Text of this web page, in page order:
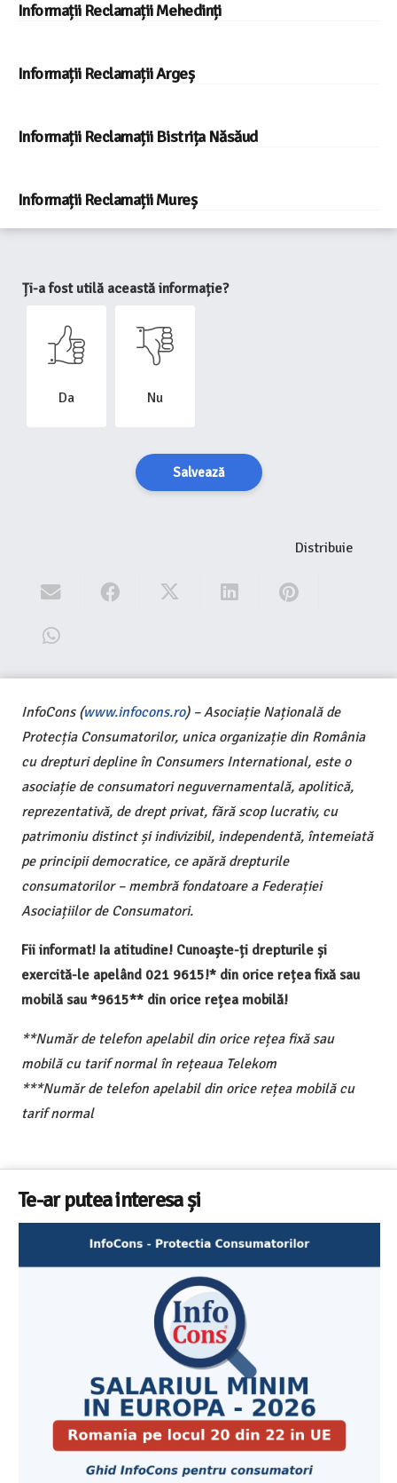
Informații Reclamații Mehedinți
Informații Reclamații Argeș
Informații Reclamații Bistrița Năsăud
Informații Reclamații Mureș
Ți-a fost utilă această informație?
Da Nu
Salvează
Distribuie
InfoCons (www.infocons.ro) – Asociație Națională de
Protecția Consumatorilor, unica organizație din România
cu drepturi depline în Consumers International, este o
asociație de consumatori neguvernamentală, apolitică,
reprezentativă, de drept privat, fără scop lucrativ, cu
patrimoniu distinct și indivizibil, independentă, întemeiată
pe principii democratice, ce apără drepturile
consumatorilor – membră fondatoare a Federației
Asociațiilor de Consumatori.
Fii informat! Ia atitudine! Cunoaște-ți drepturile și
exercită-le apelând 021 9615!* din orice rețea fixă sau
mobilă sau *9615** din orice rețea mobilă!
**Număr de telefon apelabil din orice rețea fixă sau
mobilă cu tarif normal în rețeaua Telekom
***Număr de telefon apelabil din orice rețea mobilă cu
tarif normal
Te-ar putea interesa și